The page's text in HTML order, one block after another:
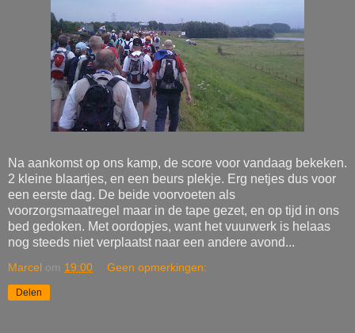
Na aankomst op ons kamp, de score voor vandaag bekeken.
2 kleine blaartjes, en een beurs plekje. Erg netjes dus voor
een eerste dag. De beide voorvoeten als
voorzorgsmaatregel maar in de tape gezet, en op tijd in ons
bed gedoken. Met oordopjes, want het vuurwerk is helaas
nog steeds niet verplaatst naar een andere avond...
Marcel om 19:00 Geen opmerkingen:
Delen